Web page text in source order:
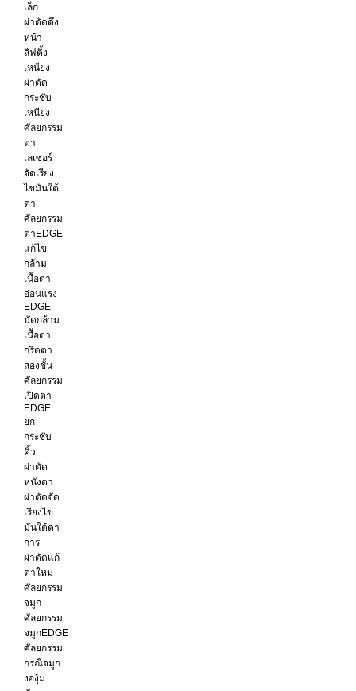
เล็ก
ผ่าตัดดึง
หน้า
ลิฟติ้ง
เหนียง
ผ่าตัด
กระชับ
เหนียง
ศัลยกรรม
ตา
เลเซอร์
จัดเรียง
ไขมันใต้
ตา
ศัลยกรรม
ตาEDGE
แก้ไข
กล้าม
เนื้อตา
อ่อนแรง
EDGE
มัดกล้าม
เนื้อตา
กรีดตา
สองชั้น
ศัลยกรรม
เปิดตา
EDGE
ยก
กระชับ
คิ้ว
ผ่าตัด
หนังตา
ผ่าตัดจัด
เรียงไข
มันใต้ตา
การ
ผ่าตัดแก้
ตาใหม่
ศัลยกรรม
จมูก
ศัลยกรรม
จมูกEDGE
ศัลยกรรม
กรณีจมูก
งองุ้ม